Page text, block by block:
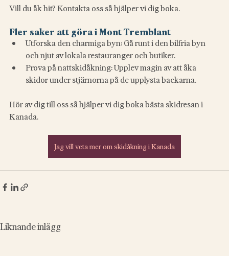
Vill du åk hit? Kontakta oss så hjälper vi dig boka.
Fler saker att göra i Mont Tremblant
Utforska den charmiga byn: Gå runt i den bilfria byn
och njut av lokala restauranger och butiker.
Prova på nattskidåkning: Upplev magin av att åka
skidor under stjärnorna på de upplysta backarna.
Hör av dig till oss så hjälper vi dig boka bästa skidresan i
Kanada.
Jag vill veta mer om skidåkning i Kanada
Liknande inlägg